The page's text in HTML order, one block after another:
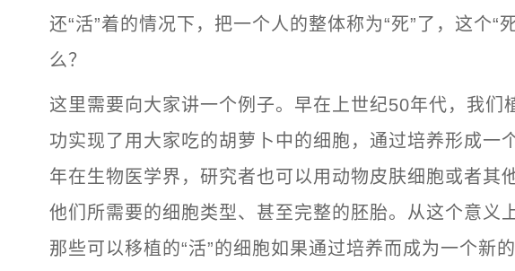
还“活”着的情况下，把一个人的整体称为“死”了，这个“
么？
这里需要向大家讲一个例子。早在上世纪50年代，我们
功实现了用大家吃的胡萝卜中的细胞，通过培养形成一
年在生物医学界，研究者也可以用动物皮肤细胞或者其
他们所需要的细胞类型、甚至完整的胚胎。从这个意义
那些可以移植的“活”的细胞如果通过培养而成为一个新